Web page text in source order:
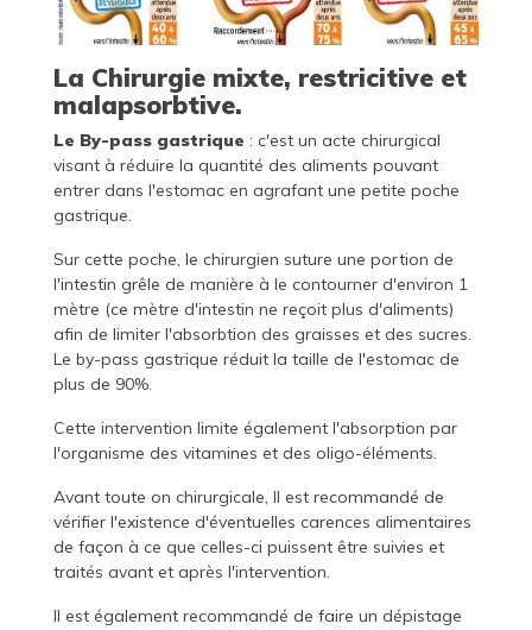
La Chirurgie mixte, restricitive et
malapsorbtive.
Le By-pass gastrique : c'est un acte chirurgical
visant à réduire la quantité des aliments pouvant
entrer dans l'estomac en agrafant une petite poche
gastrique.
Sur cette poche, le chirurgien suture une portion de
l'intestin grêle de manière à le contourner d'environ 1
mètre (ce mètre d'intestin ne reçoit plus d'aliments)
afin de limiter l'absorbtion des graisses et des sucres.
Le by-pass gastrique réduit la taille de l'estomac de
plus de 90%.
Cette intervention limite également l'absorption par
l'organisme des vitamines et des oligo-éléments.
Avant toute on chirurgicale, Il est recommandé de
vérifier l'existence d'éventuelles carences alimentaires
de façon à ce que celles-ci puissent être suivies et
traités avant et après l'intervention.
Il est également recommandé de faire un dépistage